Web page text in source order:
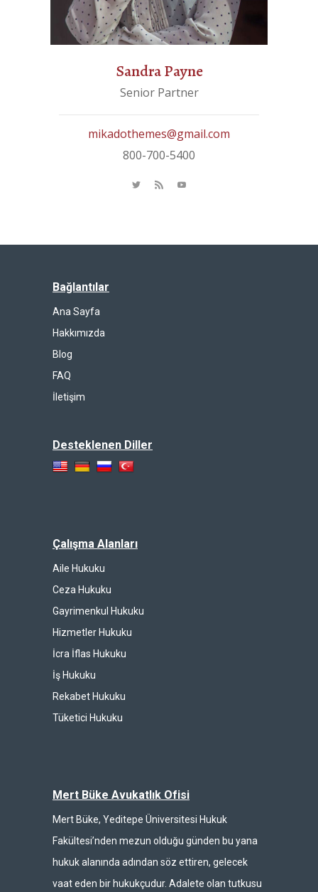
Sandra Payne
Senior Partner
mikadothemes@gmail.com
800-700-5400
Bağlantılar
Ana Sayfa
Hakkımızda
Blog
FAQ
İletişim
Desteklenen Diller
Çalışma Alanları
Aile Hukuku
Ceza Hukuku
Gayrimenkul Hukuku
Hizmetler Hukuku
İcra İflas Hukuku
İş Hukuku
Rekabet Hukuku
Tüketici Hukuku
Mert Büke Avukatlık Ofisi
Mert Büke, Yeditepe Üniversitesi Hukuk
Fakültesi’nden mezun olduğu günden bu yana
hukuk alanında adından söz ettiren, gelecek
vaat eden bir hukukçudur. Adalete olan tutkusu